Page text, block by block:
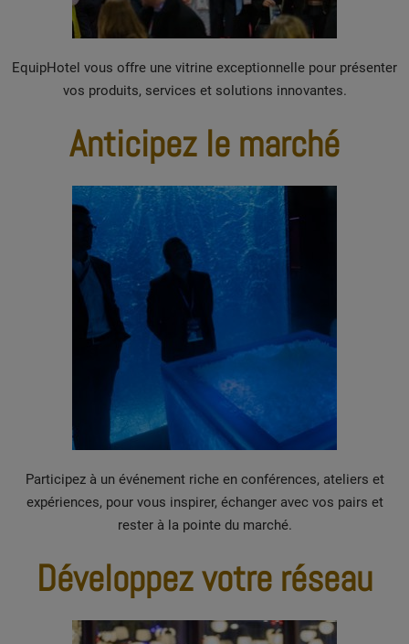
EquipHotel vous offre une vitrine exceptionnelle pour présenter
vos produits, services et solutions innovantes.
Anticipez le marché
Participez à un événement riche en conférences, ateliers et
expériences, pour vous inspirer, échanger avec vos pairs et
rester à la pointe du marché.
Développez votre réseau